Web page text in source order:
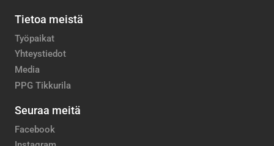
Tietoa meistä
Työpaikat
Yhteystiedot
Media
PPG Tikkurila
Seuraa meitä
Facebook